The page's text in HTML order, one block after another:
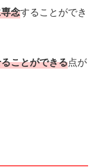
念することができ
ことができる点が